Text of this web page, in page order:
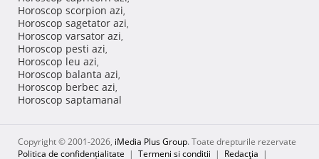
Horoscop scorpion azi,
Horoscop sagetator azi,
Horoscop varsator azi,
Horoscop pesti azi,
Horoscop leu azi,
Horoscop balanta azi,
Horoscop berbec azi,
Horoscop saptamanal
Copyright © 2001-2026, iMedia Plus Group. Toate drepturile rezervate
Politica de confidențialitate | Termeni si conditii | Redacţia |